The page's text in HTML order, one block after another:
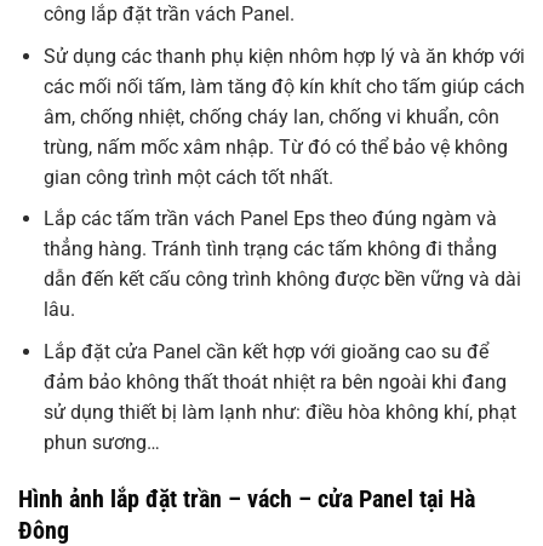
công lắp đặt trần vách Panel.
Sử dụng các thanh phụ kiện nhôm hợp lý và ăn khớp với
các mối nối tấm, làm tăng độ kín khít cho tấm giúp cách
âm, chống nhiệt, chống cháy lan, chống vi khuẩn, côn
trùng, nấm mốc xâm nhập. Từ đó có thể bảo vệ không
gian công trình một cách tốt nhất.
Lắp các tấm trần vách Panel Eps theo đúng ngàm và
thẳng hàng. Tránh tình trạng các tấm không đi thẳng
dẫn đến kết cấu công trình không được bền vững và dài
lâu.
Lắp đặt cửa Panel cần kết hợp với gioăng cao su để
đảm bảo không thất thoát nhiệt ra bên ngoài khi đang
sử dụng thiết bị làm lạnh như: điều hòa không khí, phạt
phun sương…
Hình ảnh lắp đặt trần – vách – cửa Panel tại Hà
Đông